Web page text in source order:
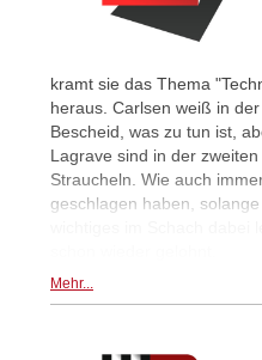
kramt sie das Thema
heraus. Carlsen weiß in
Bescheid, was zu tun ist,
Lagrave sind in der
Straucheln. Wie auch
geschlagen haben,
Mehr...